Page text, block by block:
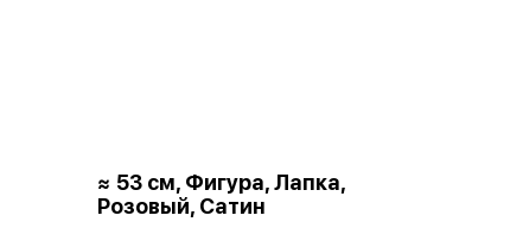
≈ 53 см, Фигура, Лапка,
Розовый, Сатин